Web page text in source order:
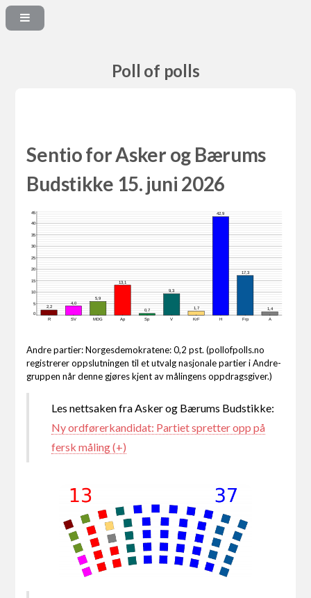
Poll of polls
Sentio for Asker og Bærums
Budstikke 15. juni 2026
2,2
4,0
5,9
13,1
0,7
9,3
1,7
42,9
17,3
1,4
R SV MDG Ap Sp V KrF H Frp A
0
5
10
15
20
25
30
35
40
45
Andre partier: Norgesdemokratene: 0,2 pst. (pollofpolls.no
registrerer oppslutningen til et utvalg nasjonale partier i Andre-
gruppen når denne gjøres kjent av målingens oppdragsgiver.)
Les nettsaken fra Asker og Bærums Budstikke:
Ny ordførerkandidat: Partiet spretter opp på
fersk måling (+)